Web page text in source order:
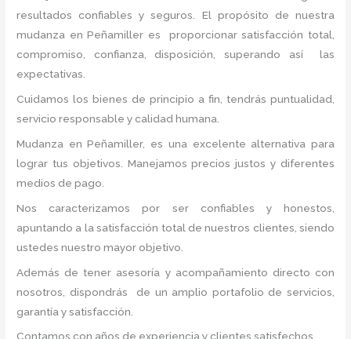
resultados confiables y seguros. El propósito de nuestra
mudanza en Peñamiller es proporcionar satisfacción total,
compromiso, confianza, disposición, superando así las
expectativas.
Cuidamos los bienes de principio a fin, tendrás puntualidad,
servicio responsable y calidad humana.
Mudanza en Peñamiller, es una excelente alternativa para
lograr tus objetivos. Manejamos precios justos y diferentes
medios de pago.
Nos caracterizamos por ser confiables y honestos,
apuntando a la satisfacción total de nuestros clientes, siendo
ustedes nuestro mayor objetivo.
Además de tener asesoría y acompañamiento directo con
nosotros, dispondrás de un amplio portafolio de servicios,
garantía y satisfacción.
Contamos con años de experiencia y clientes satisfechos.